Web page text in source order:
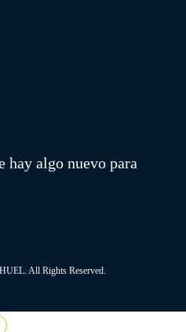
hay algo nuevo para
All Rights Reserved.